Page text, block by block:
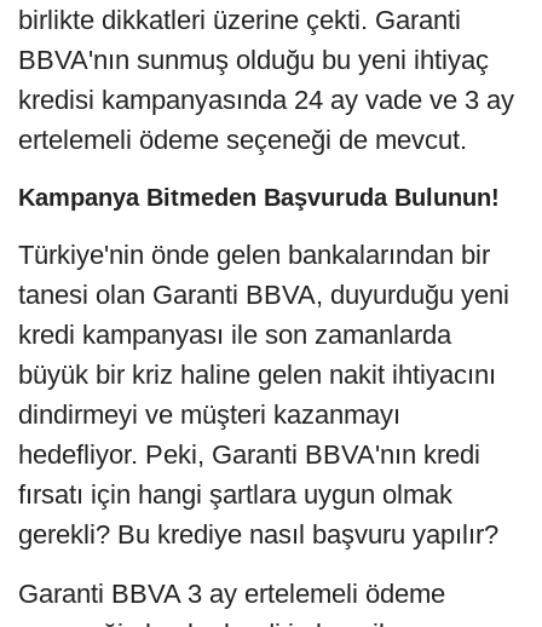
birlikte dikkatleri üzerine çekti. Garanti
BBVA'nın sunmuş olduğu bu yeni ihtiyaç
kredisi kampanyasında 24 ay vade ve 3 ay
ertelemeli ödeme seçeneği de mevcut.
Kampanya Bitmeden Başvuruda Bulunun!
Türkiye'nin önde gelen bankalarından bir
tanesi olan Garanti BBVA, duyurduğu yeni
kredi kampanyası ile son zamanlarda
büyük bir kriz haline gelen nakit ihtiyacını
dindirmeyi ve müşteri kazanmayı
hedefliyor. Peki, Garanti BBVA'nın kredi
fırsatı için hangi şartlara uygun olmak
gerekli? Bu krediye nasıl başvuru yapılır?
Garanti BBVA 3 ay ertelemeli ödeme